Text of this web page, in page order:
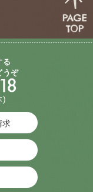
る
うぞ
)
求